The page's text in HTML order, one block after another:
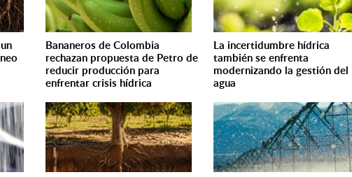
Bananeros de Colombia
rechazan propuesta de Petro de
reducir producción para
enfrentar crisis hídrica
La incertidumbre hídrica
también se enfrenta
modernizando la gestión del
agua